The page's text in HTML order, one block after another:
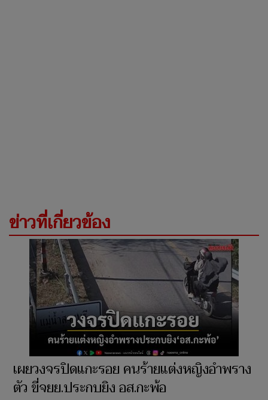
ข่าวที่เกี่ยวข้อง
เผยวงจรปิดแกะรอย คนร้ายแต่งหญิงอำพราง
ตัว ขี่จยย.ประกบยิง อส.กะพ้อ